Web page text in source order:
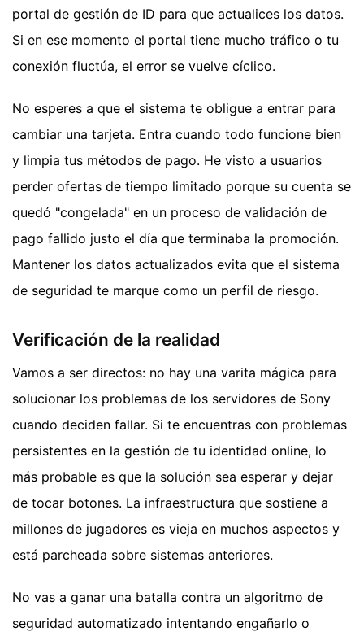
portal de gestión de ID para que actualices los datos.
Si en ese momento el portal tiene mucho tráfico o tu
conexión fluctúa, el error se vuelve cíclico.
No esperes a que el sistema te obligue a entrar para
cambiar una tarjeta. Entra cuando todo funcione bien
y limpia tus métodos de pago. He visto a usuarios
perder ofertas de tiempo limitado porque su cuenta se
quedó "congelada" en un proceso de validación de
pago fallido justo el día que terminaba la promoción.
Mantener los datos actualizados evita que el sistema
de seguridad te marque como un perfil de riesgo.
Verificación de la realidad
Vamos a ser directos: no hay una varita mágica para
solucionar los problemas de los servidores de Sony
cuando deciden fallar. Si te encuentras con problemas
persistentes en la gestión de tu identidad online, lo
más probable es que la solución sea esperar y dejar
de tocar botones. La infraestructura que sostiene a
millones de jugadores es vieja en muchos aspectos y
está parcheada sobre sistemas anteriores.
No vas a ganar una batalla contra un algoritmo de
seguridad automatizado intentando engañarlo o